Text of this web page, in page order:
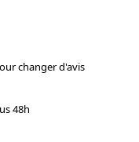
changer d'avis
48h